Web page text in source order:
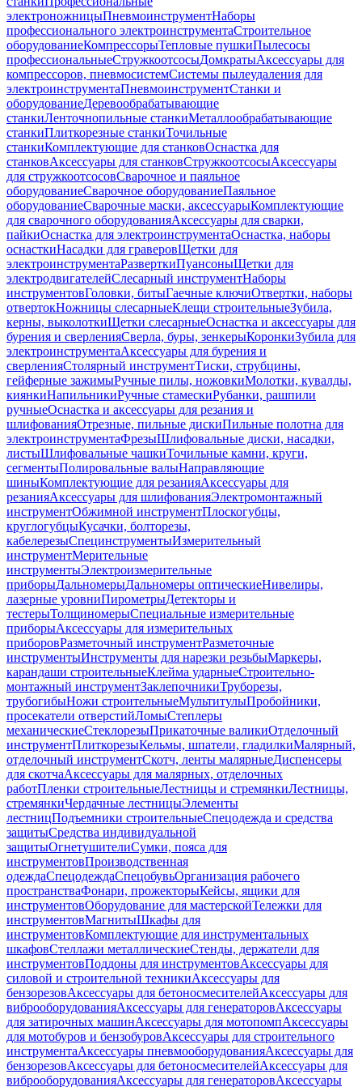
электроножницыПневмоинструментНаборы
профессионального электроинструментаСтроительное
оборудованиеКомпрессорыТепловые пушкиПылесосы
профессиональныеСтружкоотсосыДомкратыАксессуары для
компрессоров, пневмосистемСистемы пылеудаления для
электроинструментаПневмоинструментСтанки и
оборудованиеДеревообрабатывающие
станкиЛенточнопильные станкиМеталлообрабатывающие
станкиПлиткорезные станкиТочильные
станкиКомплектующие для станковОснастка для
станковАксессуары для станковСтружкоотсосыАксессуары
для стружкоотсосовСварочное и паяльное
оборудованиеСварочное оборудованиеПаяльное
оборудованиеСварочные маски, аксессуарыКомплектующие
для сварочного оборудованияАксессуары для сварки,
пайкиОснастка для электроинструментаОснастка, наборы
оснасткиНасадки для граверовЩетки для
электроинструментаРазверткиПуансоныЩетки для
электродвигателейСлесарный инструментНаборы
инструментовГоловки, битыГаечные ключиОтвертки, наборы
отвертокНожницы слесарныеКлещи строительныеЗубила,
керны, выколоткиЩетки слесарныеОснастка и аксессуары для
бурения и сверленияСверла, буры, зенкерыКоронкиЗубила для
электроинструментаАксессуары для бурения и
сверленияСтолярный инструментТиски, струбцины,
гейферные зажимыРучные пилы, ножовкиМолотки, кувалды,
киянкиНапильникиРучные стамескиРубанки, рашпили
ручныеОснастка и аксессуары для резания и
шлифованияОтрезные, пильные дискиПильные полотна для
электроинструментаФрезыШлифовальные диски, насадки,
листыШлифовальные чашкиТочильные камни, круги,
сегментыПолировальные валыНаправляющие
шиныКомплектующие для резанияАксессуары для
резанияАксессуары для шлифованияЭлектромонтажный
инструментОбжимной инструментПлоскогубцы,
круглогубцыКусачки, болторезы,
кабелерезыСпецинструментыИзмерительный
инструментМерительные
инструментыЭлектроизмерительные
приборыДальномерыДальномеры оптическиеНивелиры,
лазерные уровниПирометрыДетекторы и
тестерыТолщиномерыСпециальные измерительные
приборыАксессуары для измерительных
приборовРазметочный инструментРазметочные
инструментыИнструменты для нарезки резьбыМаркеры,
карандаши строительныеКлейма ударныеСтроительно-
монтажный инструментЗаклепочникиТруборезы,
трубогибыНожи строительныеМультитулыПробойники,
просекатели отверстийЛомыСтеплеры
механическиеСтеклорезыПрикаточные валикиОтделочный
инструментПлиткорезыКельмы, шпатели, гладилкиМалярный,
отделочный инструментСкотч, ленты малярныеДиспенсеры
для скотчаАксессуары для малярных, отделочных
работПленки строительныеЛестницы и стремянкиЛестницы,
стремянкиЧердачные лестницыЭлементы
лестницПодъемники строительныеСпецодежда и средства
защитыСредства индивидуальной
защитыОгнетушителиСумки, пояса для
инструментовПроизводственная
одеждаСпецодеждаСпецобувьОрганизация рабочего
пространстваФонари, прожекторыКейсы, ящики для
инструментовОборудование для мастерскойТележки для
инструментовМагнитыШкафы для
инструментовКомплектующие для инструментальных
шкафовСтеллажи металлическиеСтенды, держатели для
инструментовПоддоны для инструментовАксессуары для
силовой и строительной техникиАксессуары для
бензорезовАксессуары для бетоносмесителейАксессуары для
виброоборудованияАксессуары для генераторовАксессуары
для затирочных машинАксессуары для мотопомпАксессуары
для мотобуров и бензобуровАксессуары для строительного
инструментаАксессуары пневмооборудованияАксессуары для
бензорезовАксессуары для бетоносмесителейАксессуары для
виброоборудованияАксессуары для генераторовАксессуары